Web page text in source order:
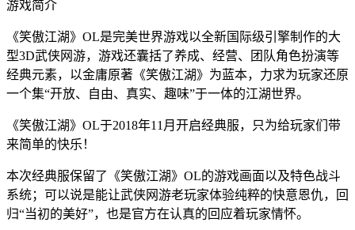
游戏简介
《笑傲江湖》OL是完美世界游戏以全新国际级引擎制作的大
型3D武侠网游，游戏还囊括了养成、经营、团队角色扮演等
经典元素，以金庸原著《笑傲江湖》为蓝本，力求为玩家还原
一个集“开放、自由、真实、趣味”于一体的江湖世界。
《笑傲江湖》OL于2018年11月开启经典服，只为给玩家们带
来简单的快乐！
本次经典服保留了《笑傲江湖》OL的游戏画面以及特色战斗
系统；可以说是能让武侠网游老玩家体验纯粹的快意恩仇，回
归“当初的美好”，也是官方在认真的回应着玩家情怀。